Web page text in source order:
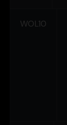
WOL10